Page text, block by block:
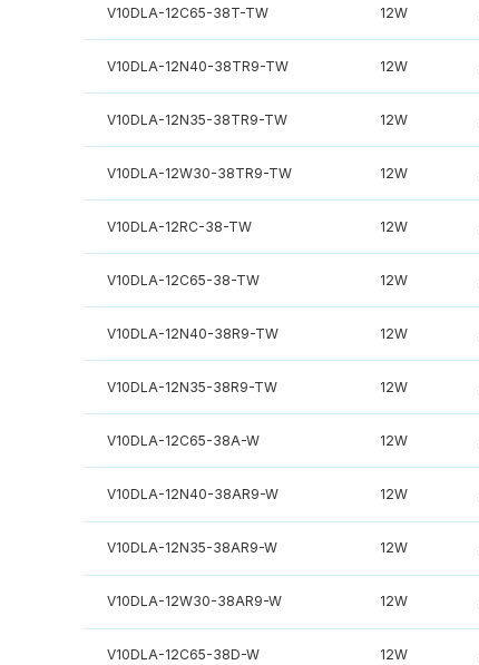
V10DLA-12C65-38T-TW 12W
V10DLA-12N40-38TR9-TW 12W
V10DLA-12N35-38TR9-TW 12W
V10DLA-12W30-38TR9-TW 12W
V10DLA-12RC-38-TW 12W
V10DLA-12C65-38-TW 12W
V10DLA-12N40-38R9-TW 12W
V10DLA-12N35-38R9-TW 12W
V10DLA-12C65-38A-W 12W
V10DLA-12N40-38AR9-W 12W
V10DLA-12N35-38AR9-W 12W
V10DLA-12W30-38AR9-W 12W
V10DLA-12C65-38D-W 12W